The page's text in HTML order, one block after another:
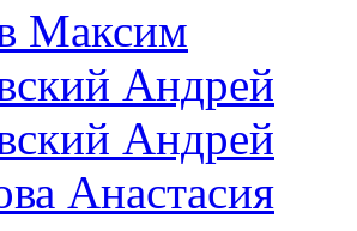
Максим
Андрей
Андрей
Анастасия